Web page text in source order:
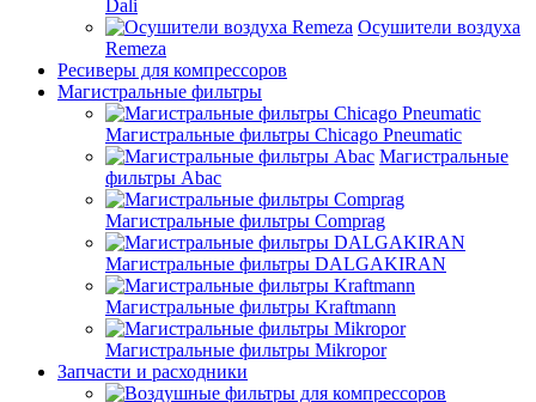
Dali
Осушители воздуха
Remeza
Ресиверы для компрессоров
Магистральные фильтры
Магистральные фильтры Chicago Pneumatic
Магистральные
фильтры Abac
Магистральные фильтры Comprag
Магистральные фильтры DALGAKIRAN
Магистральные фильтры Kraftmann
Магистральные фильтры Mikropor
Запчасти и расходники